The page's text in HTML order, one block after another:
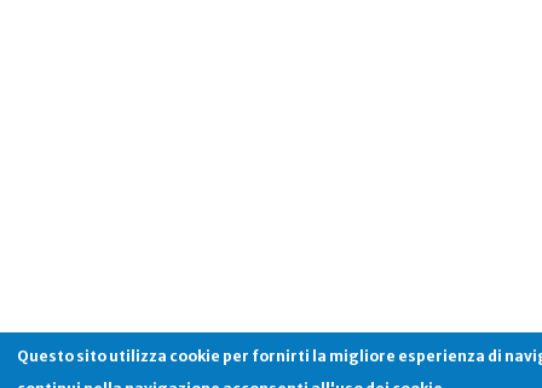
Questo sito utilizza cookie per fornirti la migliore esperienza di